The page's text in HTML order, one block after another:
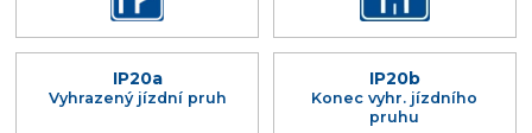
IP20a
Vyhrazený jízdní pruh
IP20b
Konec vyhr. jízdního
pruhu